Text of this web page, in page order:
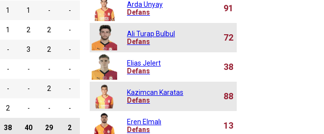
1 1 - -
1 2 2 -
- 3 2 -
- - - -
- - 2 -
2 - - -
38 40 29 2
Arda Unyay
Defans
91
Ali Turap Bulbul
Defans
72
Elias Jelert
Defans
38
Kazimcan Karatas
Defans
88
Eren Elmalı
Defans
13